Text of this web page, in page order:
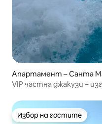
Апартамент – Санта
VIP частна джакузи –
Избор на гостите
Избор на гостите